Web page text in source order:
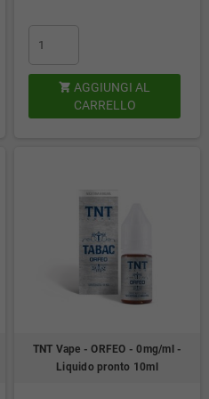
 AGGIUNGI AL
CARRELLO
TNT Vape - ORFEO - 0mg/ml -
Liquido pronto 10ml